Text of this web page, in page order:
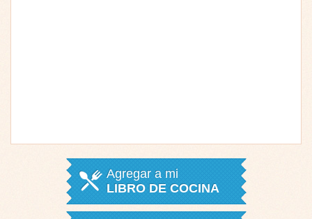
Agregar a mi
LIBRO DE COCINA